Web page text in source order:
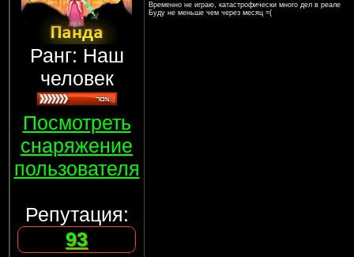
Ранг: Наш
человек
Посмотреть
снаряжение
пользователя
Репутация:
93
Временно не играю, катастрофически много дел в реале
Буду не меньше чем через месяц =(